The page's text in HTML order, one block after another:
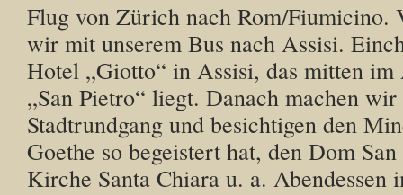
Flug von Zürich nach Rom/Fiumicino.
wir mit unserem Bus nach Assisi.
Hotel „Giotto“ in Assisi, das mitten
„San Pietro“ liegt. Danach machen wir
Stadtrundgang und besichtigen den
Goethe so begeistert hat, den Dom
Kirche Santa Chiara u. a. Abendessen